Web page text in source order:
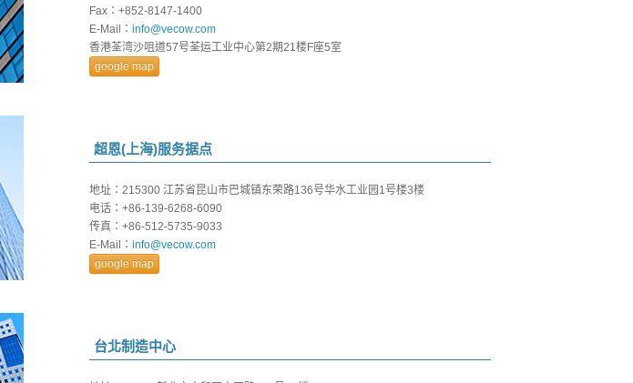
Fax：+852-8147-1400
E-Mail： info@vecow.com
香港荃湾沙咀道57号荃运工业中心第2期21楼F座5室
google map
超恩(上海)服务据点
地址：215300 江苏省昆山市巴城镇东荣路136号华水工业园1号楼3楼
电话：+86-139-6268-6090
传真：+86-512-5735-9033
E-Mail： info@vecow.com
google map
台北制造中心